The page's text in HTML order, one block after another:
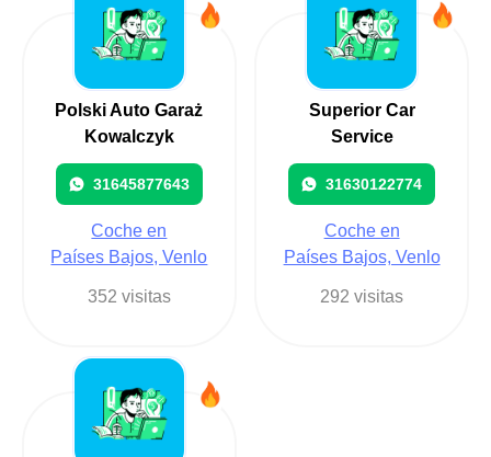
Polski Auto Garaż
Kowalczyk
31645877643
Coche en
Países Bajos, Venlo
352 visitas
Superior Car
Service
31630122774
Coche en
Países Bajos, Venlo
292 visitas